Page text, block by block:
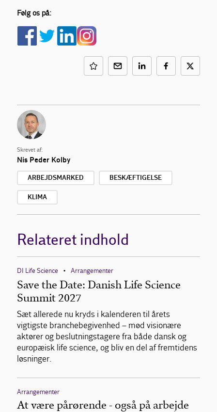
Følg os på:
Skrevet af:
Nis Peder Kolby
ARBEJDSMARKED BESKÆFTIGELSE
KLIMA
Relateret indhold
DI Life Science • Arrangementer
Save the Date: Danish Life Science
Summit 2027
Sæt allerede nu kryds i kalenderen til årets
vigtigste branchebegivenhed – mød visionære
aktører og beslutningstagere fra både dansk og
europæisk life science, og bliv en del af fremtidens
løsninger.
Arrangementer
At være pårørende - også på arbejde